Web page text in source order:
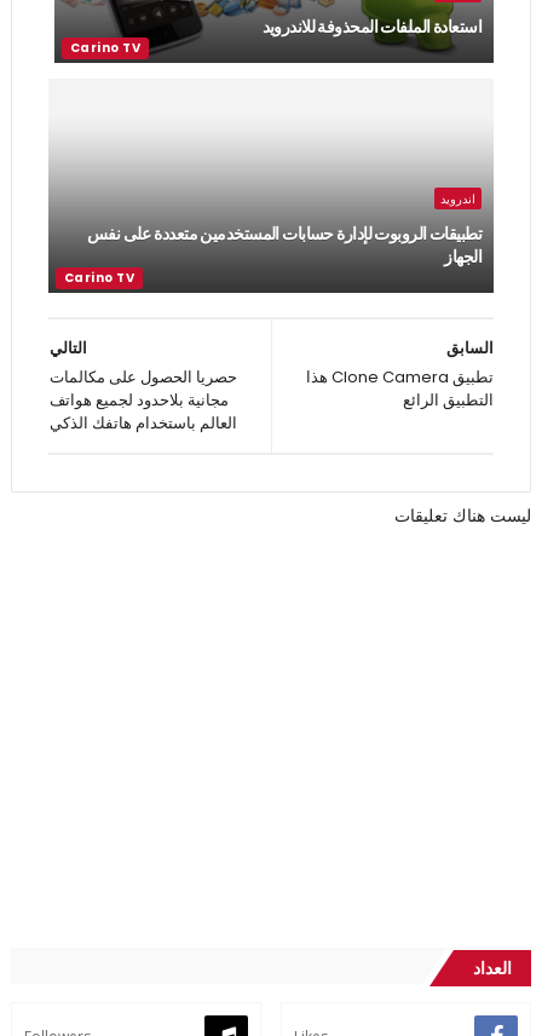
استعادة الملفات المحذوفة للاندرويد
اندرويد
تطبيقات الروبوت لإدارة حسابات المستخدمين متعددة على نفس
الجهاز
التالي
حصريا الحصول على مكالمات
مجانية بلاحدود لجميع هواتف
العالم باستخدام هاتفك الذكي
السابق
تطبيق Clone Camera هذا
التطبيق الرائع
ليست هناك تعليقات
العداد